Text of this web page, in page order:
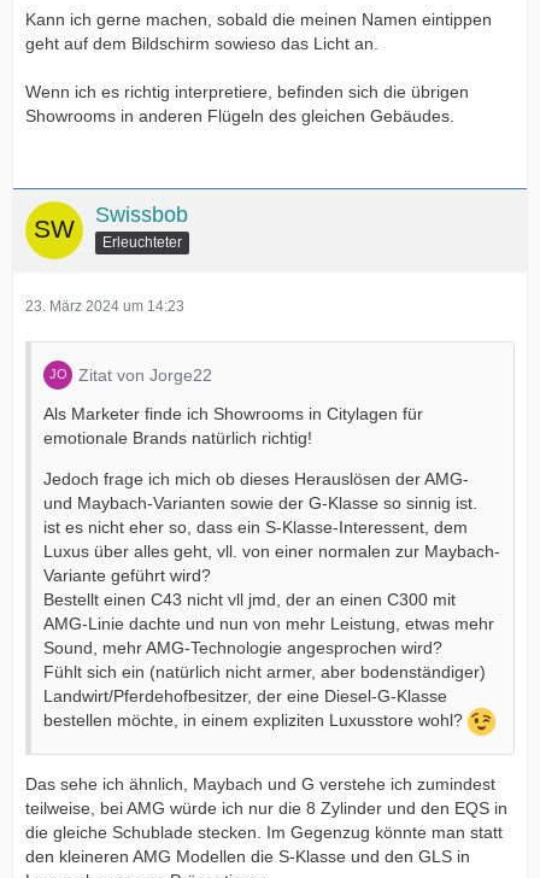
Kann ich gerne machen, sobald die meinen Namen eintippen
geht auf dem Bildschirm sowieso das Licht an.
Wenn ich es richtig interpretiere, befinden sich die übrigen
Showrooms in anderen Flügeln des gleichen Gebäudes.
Swissbob
Erleuchteter
23. März 2024 um 14:23
Zitat von Jorge22
Als Marketer finde ich Showrooms in Citylagen für
emotionale Brands natürlich richtig!
Jedoch frage ich mich ob dieses Herauslösen der AMG-
und Maybach-Varianten sowie der G-Klasse so sinnig ist.
ist es nicht eher so, dass ein S-Klasse-Interessent, dem
Luxus über alles geht, vll. von einer normalen zur Maybach-
Variante geführt wird?
Bestellt einen C43 nicht vll jmd, der an einen C300 mit
AMG-Linie dachte und nun von mehr Leistung, etwas mehr
Sound, mehr AMG-Technologie angesprochen wird?
Fühlt sich ein (natürlich nicht armer, aber bodenständiger)
Landwirt/Pferdehofbesitzer, der eine Diesel-G-Klasse
bestellen möchte, in einem expliziten Luxusstore wohl?
Das sehe ich ähnlich, Maybach und G verstehe ich zumindest
teilweise, bei AMG würde ich nur die 8 Zylinder und den EQS in
die gleiche Schublade stecken. Im Gegenzug könnte man statt
den kleineren AMG Modellen die S-Klasse und den GLS in